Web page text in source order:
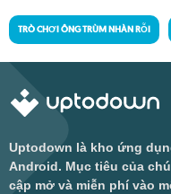
TRÒ CHƠI ÔNG TRÙM NHÀN RỖI
Uptodown là kho ứng
Android. Mục tiêu của
cập mở và miễn phí vào